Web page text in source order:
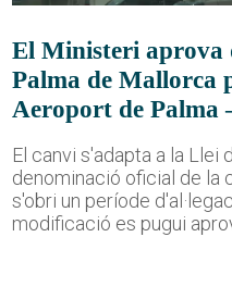
El Ministeri aprova
Palma de Mallorca
Aeroport de Palma
El canvi s'adapta a la Llei
denominació oficial de la
s'obri un període
modificació es pugui